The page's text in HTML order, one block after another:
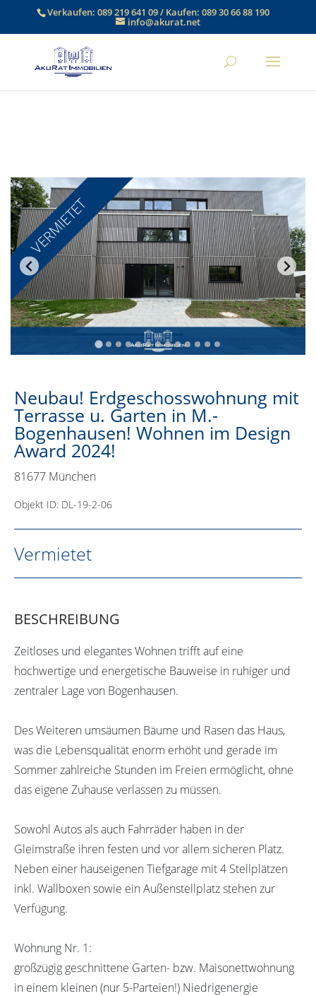
Verkaufen:089 219 641 09/ Kaufen:089 30 66 88 190
info@akurat.net
VERMIETET
Neubau! Erdgeschosswohnung mit
Terrasse u. Garten in M.-
Bogenhausen! Wohnen im Design
Award 2024!
81677 München
Objekt ID: DL-19-2-06
Vermietet
BESCHREIBUNG
Zeitloses und elegantes Wohnen trifft auf eine
hochwertige und energetische Bauweise in ruhiger und
zentraler Lage von Bogenhausen.
Des Weiteren umsäumen Bäume und Rasen das Haus,
was die Lebensqualität enorm erhöht und gerade im
Sommer zahlreiche Stunden im Freien ermöglicht, ohne
das eigene Zuhause verlassen zu müssen.
Sowohl Autos als auch Fahrräder haben in der
Gleimstraße ihren festen und vor allem sicheren Platz.
Neben einer hauseigenen Tiefgarage mit 4 Stellplätzen
inkl. Wallboxen sowie ein Außenstellplatz stehen zur
Verfügung.
Wohnung Nr. 1:
großzügig geschnittene Garten- bzw. Maisonettwohnung
in einem kleinen (nur 5-Parteien!) Niedrigenergie